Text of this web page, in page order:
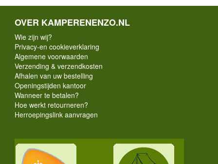
OVER KAMPERENENZO.NL
Wie zijn wij?
Privacy-en cookieverklaring
Algemene voorwaarden
Verzending & verzendkosten
Afhalen van uw bestelling
Openingstijden kantoor
Wanneer te betalen?
Hoe werkt retourneren?
Herroepingslink aanvragen